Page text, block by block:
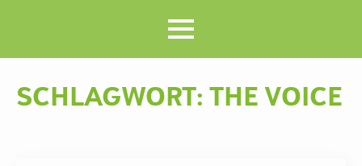
SCHLAGWORT: THE VOICE